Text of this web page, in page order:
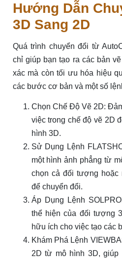
Hướng Dẫn
3D Sang 2D
Quá trình chuyển đổi từ
chỉ giúp bạn tạo ra các bản
xác mà còn tối ưu hóa hiệu
các bước cơ bản và một số
Chọn Chế Độ Vẽ 2D:
việc trong chế độ vẽ 2D
hình 3D.
Sử Dụng Lệnh
một hình ảnh phẳng từ
chọn cả đối tượng hoặc
để chuyển đổi.
Áp Dụng Lệnh
thể hiện của đối tượng
hữu ích cho việc tạo các
Khám Phá Lệnh
2D từ mô hình 3D, giúp